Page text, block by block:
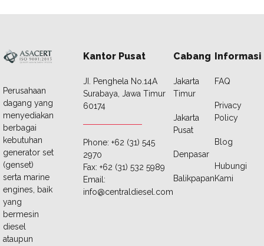
Perusahaan
dagang yang
menyediakan
berbagai
kebutuhan
generator set
(genset)
serta marine
engines, baik
yang
bermesin
diesel
ataupun
Kantor Pusat
JI. Penghela No.14A
Surabaya, Jawa Timur
60174
Phone: +62 (31) 545
2970
Fax: +62 (31) 532 5989
Email:
info@centraldiesel.com
Cabang
Jakarta
Timur
Jakarta
Pusat
Denpasar
Balikpapan
Informasi
FAQ
Privacy
Policy
Blog
Hubungi
Kami